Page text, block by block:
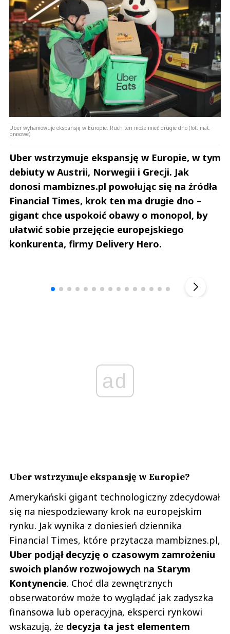
Uber wyhamowuje ekspansję w Europie. Ruch ten może mieć drugie dno (fot. mat.
prasowe)
Uber wstrzymuje ekspansję w Europie, w tym
debiuty w Austrii, Norwegii i Grecji. Jak
donosi mambiznes.pl powołując się na źródła
Financial Times, krok ten ma drugie dno –
gigant chce uspokoić obawy o monopol, by
ułatwić sobie przejęcie europejskiego
konkurenta, firmy Delivery Hero.
ad
Uber wstrzymuje ekspansję w Europie?
Amerykański gigant technologiczny zdecydował
się na niespodziewany krok na europejskim
rynku. Jak wynika z doniesień dziennika
Financial Times, które przytacza mambiznes.pl,
Uber podjął decyzję o czasowym zamrożeniu
swoich planów rozwojowych na Starym
Kontynencie. Choć dla zewnętrznych
obserwatorów może to wyglądać jak zadyszka
finansowa lub operacyjna, eksperci rynkowi
wskazują, że decyzja ta jest elementem